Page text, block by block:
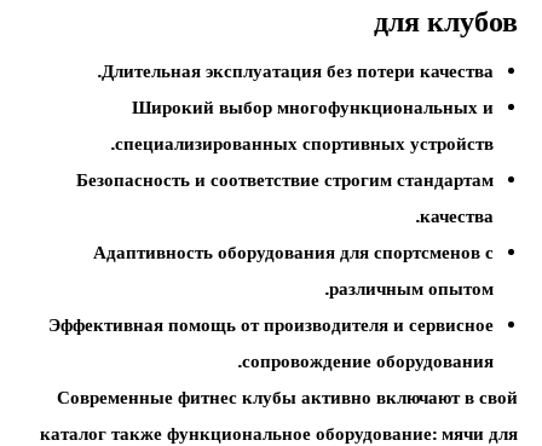
для клубов
Длительная эксплуатация без потери качества.
Широкий выбор многофункциональных и
специализированных спортивных устройств.
Безопасность и соответствие строгим стандартам
качества.
Адаптивность оборудования для спортсменов с
различным опытом.
Эффективная помощь от производителя и сервисное
сопровождение оборудования.
Современные фитнес клубы активно включают в свой
каталог также функциональное оборудование: мячи для